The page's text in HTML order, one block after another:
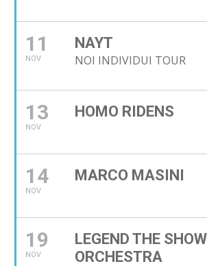
11
NOV
NAYT
NOI INDIVIDUI TOUR
13
NOV
HOMO RIDENS
14
NOV
MARCO MASINI
19
NOV
LEGEND THE
ORCHESTRA